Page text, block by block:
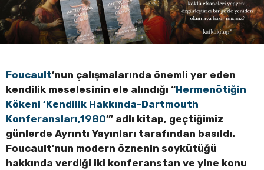
Foucault’nun çalışmalarında önemli yer eden
kendilik meselesinin ele alındığı “Hermenötiğin
Kökeni ‘Kendilik Hakkında-Dartmouth
Konferansları,1980’” adlı kitap, geçtiğimiz
günlerde Ayrıntı Yayınları tarafından basıldı.
Foucault’nun modern öznenin soykütüğü
hakkında verdiği iki konferanstan ve yine konu